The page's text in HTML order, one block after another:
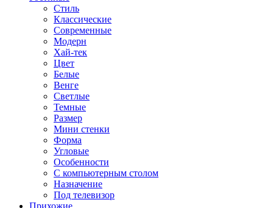
Стиль
Классические
Современные
Модерн
Хай-тек
Цвет
Белые
Венге
Светлые
Темные
Размер
Мини стенки
Форма
Угловые
Особенности
С компьютерным столом
Назначение
Под телевизор
Прихожие